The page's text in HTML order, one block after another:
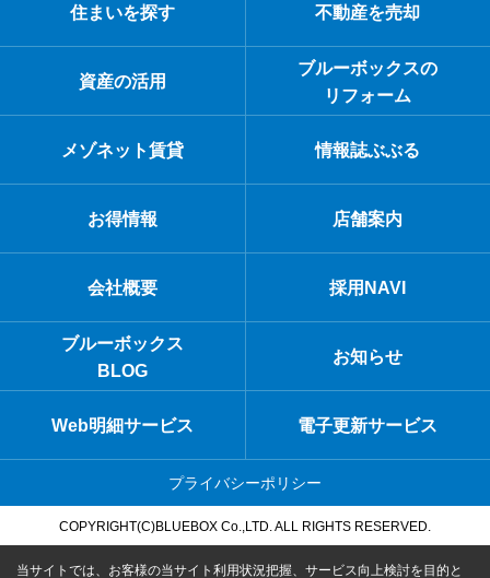
住まいを探す 不動産を売却
資産の活用
ブルーボックスの
リフォーム
メゾネット賃貸 情報誌ぶぶる
お得情報 店舗案内
会社概要 採用NAVI
ブルーボックス
BLOG
お知らせ
Web明細サービス 電子更新サービス
プライバシーポリシー
COPYRIGHT(C)BLUEBOX Co.,LTD. ALL RIGHTS RESERVED.
当サイトでは、お客様の当サイト利用状況把握、サービス向上検討を目的と